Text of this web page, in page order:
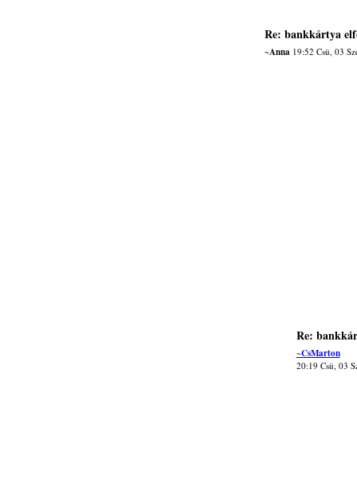
Re: bankkártya
~Anna19:52 Csü, 03
Re:
~CsMarton
20:19 Csü, 03